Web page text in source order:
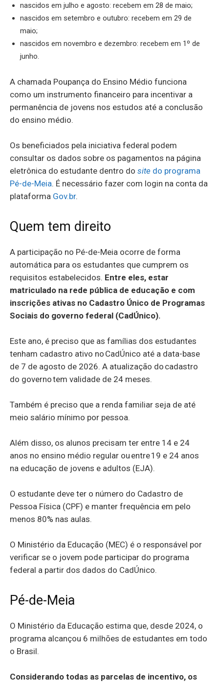
nascidos em julho e agosto: recebem em 28 de maio;
nascidos em setembro e outubro: recebem em 29 de
maio;
nascidos em novembro e dezembro: recebem em 1º de
junho.
A chamada Poupança do Ensino Médio funciona
como um instrumento financeiro para incentivar a
permanência de jovens nos estudos até a conclusão
do ensino médio.
Os beneficiados pela iniciativa federal podem
consultar os dados sobre os pagamentos na página
eletrônica do estudante dentro do site do programa
Pé-de-Meia. É necessário fazer com login na conta da
plataforma Gov.br.
Quem tem direito
A participação no Pé-de-Meia ocorre de forma
automática para os estudantes que cumprem os
requisitos estabelecidos. Entre eles, estar
matriculado na rede pública de educação e com
inscrições ativas no Cadastro Único de Programas
Sociais do governo federal (CadÚnico).
Este ano, é preciso que as famílias dos estudantes
tenham cadastro ativo no CadÚnico até a data-base
de 7 de agosto de 2026. A atualização do cadastro
do governo tem validade de 24 meses.
Também é preciso que a renda familiar seja de até
meio salário mínimo por pessoa.
Além disso, os alunos precisam ter entre 14 e 24
anos no ensino médio regular ou entre 19 e 24 anos
na educação de jovens e adultos (EJA).
O estudante deve ter o número do Cadastro de
Pessoa Física (CPF) e manter frequência em pelo
menos 80% nas aulas.
O Ministério da Educação (MEC) é o responsável por
verificar se o jovem pode participar do programa
federal a partir dos dados do CadÚnico.
Pé-de-Meia
O Ministério da Educação estima que, desde 2024, o
programa alcançou 6 milhões de estudantes em todo
o Brasil.
Considerando todas as parcelas de incentivo, os